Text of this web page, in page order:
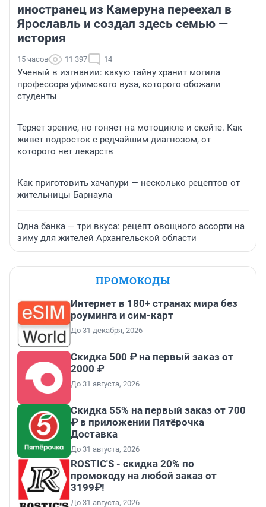
иностранец из Камеруна переехал в
Ярославль и создал здесь семью —
история
15 часов 11 397 14
Ученый в изгнании: какую тайну хранит могила
профессора уфимского вуза, которого обожали
студенты
Теряет зрение, но гоняет на мотоцикле и скейте. Как
живет подросток с редчайшим диагнозом, от
которого нет лекарств
Как приготовить хачапури — несколько рецептов от
жительницы Барнаула
Одна банка — три вкуса: рецепт овощного ассорти на
зиму для жителей Архангельской области
ПРОМОКОДЫ
Интернет в 180+ странах мира без
роуминга и сим-карт
До 31 декабря, 2026
Скидка 500 ₽ на первый заказ от
2000 ₽
До 31 августа, 2026
Скидка 55% на первый заказ от 700
₽ в приложении Пятёрочка
Доставка
До 31 августа, 2026
ROSTIC'S - скидка 20% по
промокоду на любой заказ от
3199₽!
До 31 августа, 2026